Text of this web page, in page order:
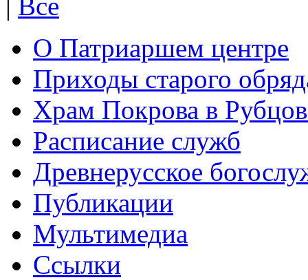
О Патриаршем центре
Приходы старого
Храм Покрова в
Расписание служб
Древнерусское
Публикации
Мультимедиа
Ссылки